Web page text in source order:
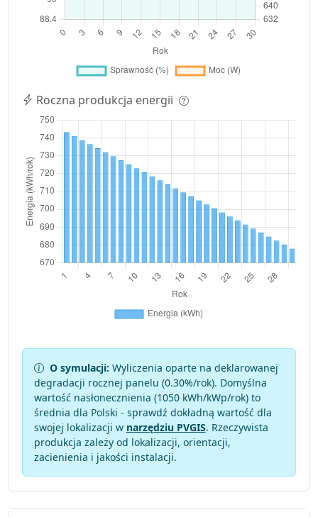
Roczna produkcja energii
O symulacji: Wyliczenia oparte na deklarowanej
degradacji rocznej panelu (0.30%/rok). Domyślna
wartość nasłonecznienia (1050 kWh/kWp/rok) to
średnia dla Polski - sprawdź dokładną wartość dla
swojej lokalizacji w narzędziu PVGIS. Rzeczywista
produkcja zależy od lokalizacji, orientacji,
zacienienia i jakości instalacji.